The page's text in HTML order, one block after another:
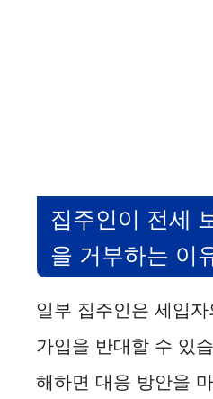
집주인이 전세
을 거부하는 이
일부 집주인은 세입
가입을 반대할 수 있
해하면 대응 방안을